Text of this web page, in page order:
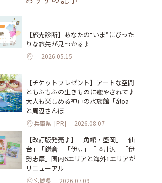
【旅先診断】あなたの“いま”にぴった
りな旅先が見つかる♪
2026.05.15
【チケットプレゼント】アートな空間
ともふもふの生きものに癒やされて♪
大人も楽しめる神戸の水族館「átoa」
と周辺さんぽ
兵庫県 [PR] 2026.08.07
【改訂版発売♪】「角館・盛岡」「仙
台」「鎌倉」「伊豆」「軽井沢」「伊
勢志摩」国内6エリアと海外1エリアが
リニューアル
宮城県 2026.07.09